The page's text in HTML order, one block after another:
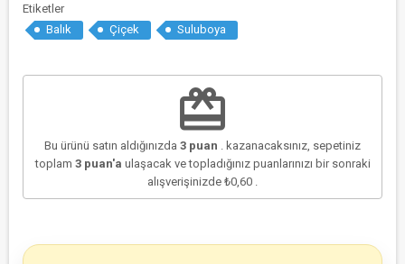
Etiketler
Balık
Çiçek Suluboya
redeem
Bu ürünü satın aldığınızda 3 puan . kazanacaksınız, sepetiniz
toplam 3puan'a ulaşacak ve topladığınız puanlarınızı bir sonraki
alışverişinizde ₺0,60